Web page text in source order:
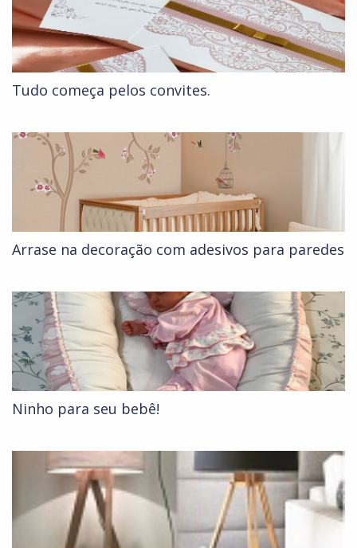
Tudo começa pelos convites.
Arrase na decoração com adesivos para paredes
Ninho para seu bebê!